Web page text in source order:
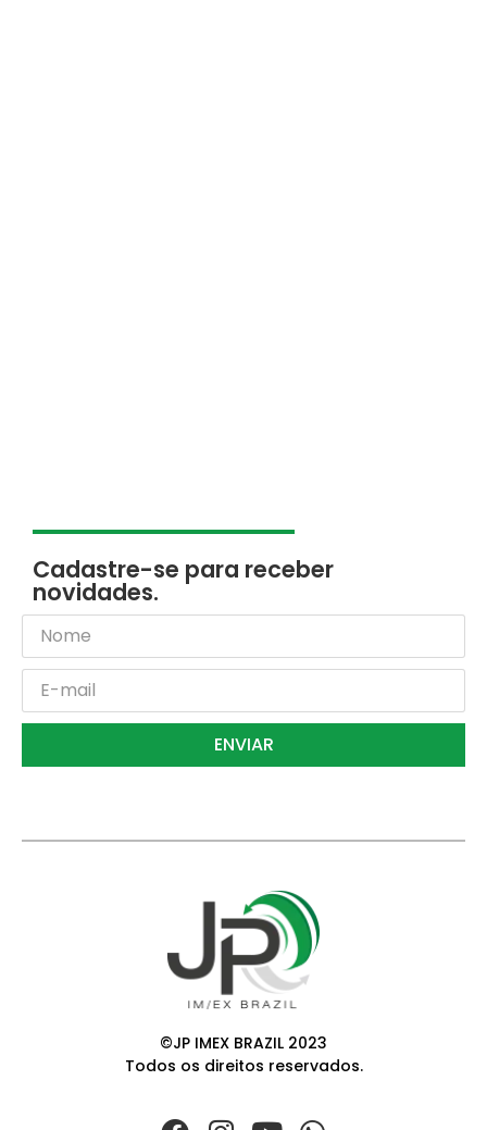
Cadastre-se para receber
novidades.
ENVIAR
©JP IMEX BRAZIL 2023
Todos os direitos reservados.